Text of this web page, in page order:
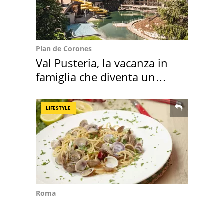
Plan de Corones
Val Pusteria, la vacanza in
famiglia che diventa un
LIFESTYLE
Roma